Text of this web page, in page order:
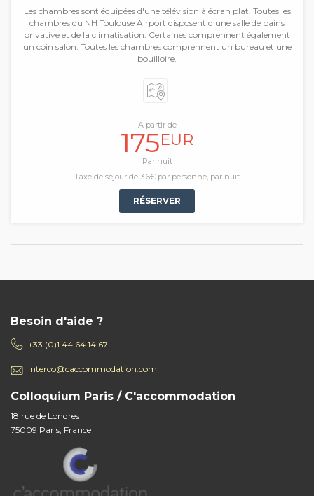
Les chambres sont équipées d'une télévision à écran plat. Toutes les
chambres du NH Toulouse Airport disposent d'une salle de bains
privative et de la climatisation. Certaines comprennent également
un coin salon. Toutes les chambres comprennent un bureau et une
bouilloire.
A partir de
175EUR
Par nuit
Taxe de séjour de 3.6€ par personne, par nuit
RÉSERVER
Besoin d'aide ?
+33 (0)1 44 64 14 67
interco@caccommodation.com
Colloquium Paris / C'accommodation
18 rue de Londres
75009 Paris, France